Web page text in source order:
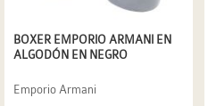
BOXER EMPORIO ARMANI EN
ALGODÓN EN NEGRO
Emporio Armani